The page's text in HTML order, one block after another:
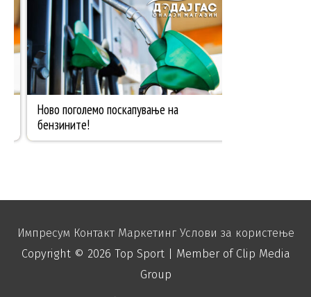
Импресум Контакт Маркетинг Услови за користење
Copyright © 2026 Top Sport| Member of Clip Media
Group